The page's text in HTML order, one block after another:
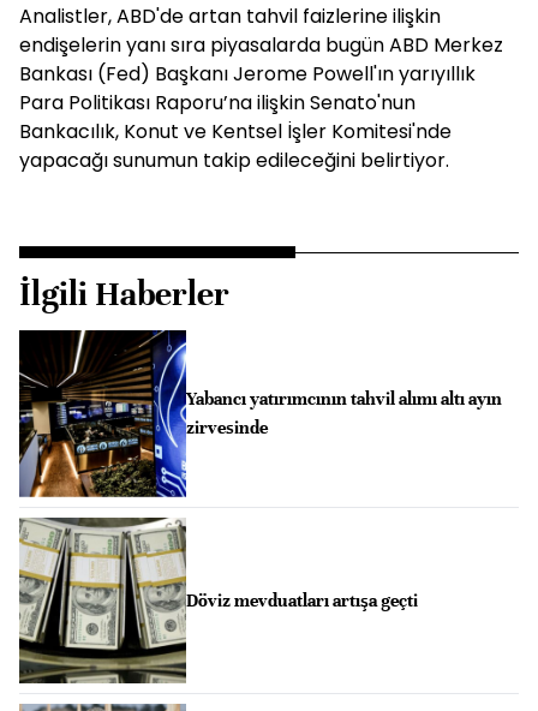
Analistler, ABD'de artan tahvil faizlerine ilişkin
endişelerin yanı sıra piyasalarda bugün ABD Merkez
Bankası (Fed) Başkanı Jerome Powell'ın yarıyıllık
Para Politikası Raporu’na ilişkin Senato'nun
Bankacılık, Konut ve Kentsel İşler Komitesi'nde
yapacağı sunumun takip edileceğini belirtiyor.
İlgili Haberler
Yabancı yatırımcının tahvil alımı altı ayın
zirvesinde
Döviz mevduatları artışa geçti